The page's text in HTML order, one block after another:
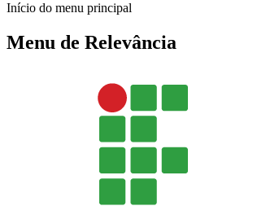
Início do menu principal
Menu de Relevância